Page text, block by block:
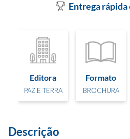
Entrega rápida
Editora
PAZ E TERRA
Formato
BROCHURA
Descrição